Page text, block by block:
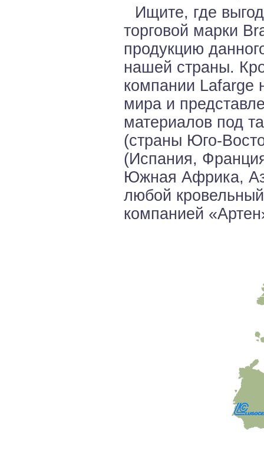
Ищите, где
торговой марки
продукцию
нашей страны.
компании Lafarge
мира и
материалов под
(страны Юго-
(Испания,
Южная Африка,
любой
компанией